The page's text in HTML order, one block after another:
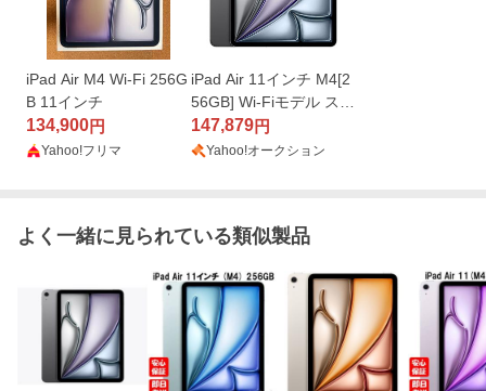
iPad Air M4 Wi-Fi 256G
B 11インチ
134,900円
Yahoo!フリマ
iPad Air 11インチ M4[2
56GB] Wi-Fiモデル スペ
ースグレイ【安…
147,879円
Yahoo!オークション
よく一緒に見られている類似製品